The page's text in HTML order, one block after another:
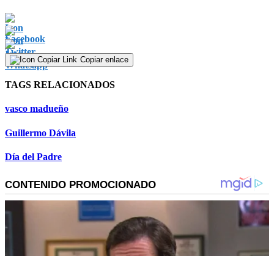
Copiar enlace
TAGS RELACIONADOS
vasco madueño
Guillermo Dávila
Día del Padre